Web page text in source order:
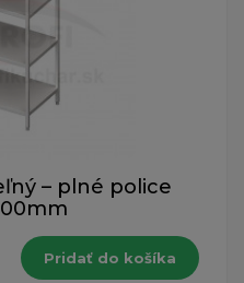
– plné police
Pridať do košíka